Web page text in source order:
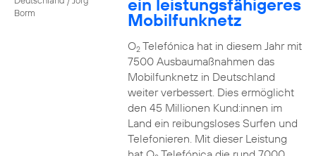
Borm
ein leistungsfähigeres
Mobilfunknetz
O2Telefónica hat in diesem Jahr mit
7500 Ausbaumaßnahmen das
Mobilfunknetz in Deutschland
weiter verbessert. Dies ermöglicht
den 45 Millionen Kund:innen im
Land ein reibungsloses Surfen und
Telefonieren. Mit dieser Leistung